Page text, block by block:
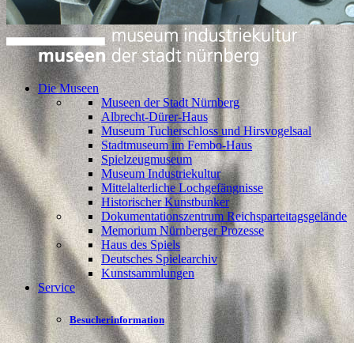
Die Museen
Museen der Stadt Nürnberg
Albrecht-Dürer-Haus
Museum Tucherschloss und Hirsvogelsaal
Stadtmuseum im Fembo-Haus
Spielzeugmuseum
Museum Industriekultur
Mittelalterliche Lochgefängnisse
Historischer Kunstbunker
Dokumentationszentrum Reichsparteitagsgelände
Memorium Nürnberger Prozesse
Haus des Spiels
Deutsches Spielearchiv
Kunstsammlungen
Service
Besucherinformation